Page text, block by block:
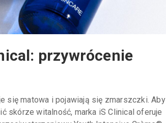
przywrócenie
się matowa i pojawiają się zmarszczki. Aby
skórze witalność, marka iS Clinical oferuje